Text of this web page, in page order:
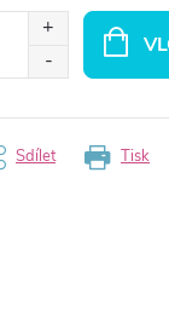
Tisk
Sdílet